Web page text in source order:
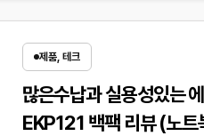
제품, 테크
많은수납과 실용성있는
EKP121 백팩 리뷰 (노